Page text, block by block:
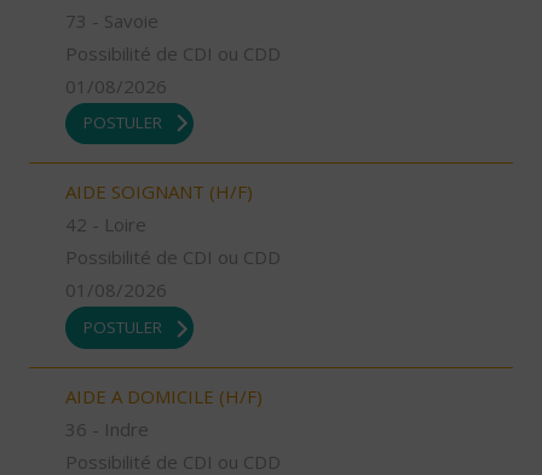
73 - Savoie
Possibilité de CDI ou CDD
01/08/2026
POSTULER
AIDE SOIGNANT (H/F)
42 - Loire
Possibilité de CDI ou CDD
01/08/2026
POSTULER
AIDE A DOMICILE (H/F)
36 - Indre
Possibilité de CDI ou CDD